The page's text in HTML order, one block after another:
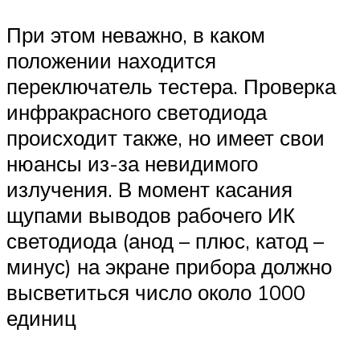
При этом неважно, в каком
положении находится
переключатель тестера. Проверка
инфракрасного светодиода
происходит также, но имеет свои
нюансы из-за невидимого
излучения. В момент касания
щупами выводов рабочего ИК
светодиода (анод – плюс, катод –
минус) на экране прибора должно
высветиться число около 1000
единиц